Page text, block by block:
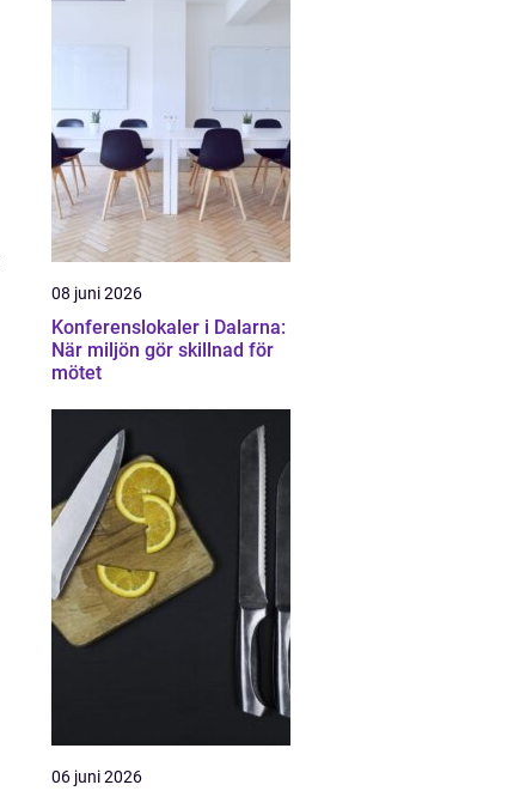
08 juni 2026
Konferenslokaler i Dalarna:
När miljön gör skillnad för
mötet
06 juni 2026